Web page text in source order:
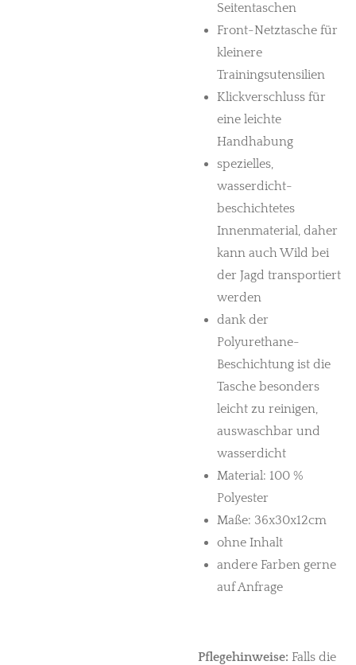
Seitentaschen
Front-Netztasche für
kleinere
Trainingsutensilien
Klickverschluss für
eine leichte
Handhabung
spezielles,
wasserdicht-
beschichtetes
Innenmaterial, daher
kann auch Wild bei
der Jagd transportiert
werden
dank der
Polyurethane-
Beschichtung ist die
Tasche besonders
leicht zu reinigen,
auswaschbar und
wasserdicht
Material: 100 %
Polyester
Maße: 36x30x12cm
ohne Inhalt
andere Farben gerne
auf Anfrage
Pflegehinweise: Falls die